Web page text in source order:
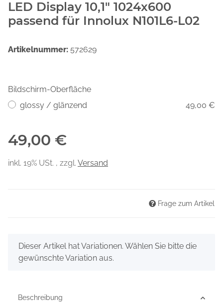
LED Display 10,1" 1024x600
passend für Innolux N101L6-L02
Artikelnummer: 572629
Bildschirm-Oberfläche
glossy / glänzend
49,00 €
49,00 €
inkl. 19% USt. , zzgl. Versand
Frage zum Artikel
x
Dieser Artikel hat Variationen. Wählen Sie bitte die
gewünschte Variation aus.
Beschreibung